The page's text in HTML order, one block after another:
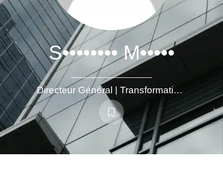
S•••••••• M•••••
Directeur Général | Transformation & Performance | Développement d’activités | Management d’équipes